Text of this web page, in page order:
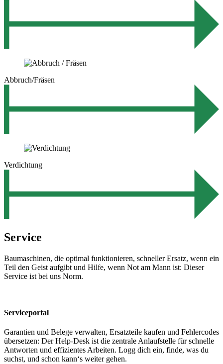
Abbruch/Fräsen
Verdichtung
Service
Baumaschinen, die optimal funktionieren, schneller Ersatz, wenn ein
Teil den Geist aufgibt und Hilfe, wenn Not am Mann ist: Dieser
Service ist bei uns Norm.
Serviceportal
Garantien und Belege verwalten, Ersatzteile kaufen und Fehlercodes
übersetzen: Der Help-Desk ist die zentrale Anlaufstelle für schnelle
Antworten und effizientes Arbeiten. Logg dich ein, finde, was du
suchst, und schon kann‘s weiter gehen.